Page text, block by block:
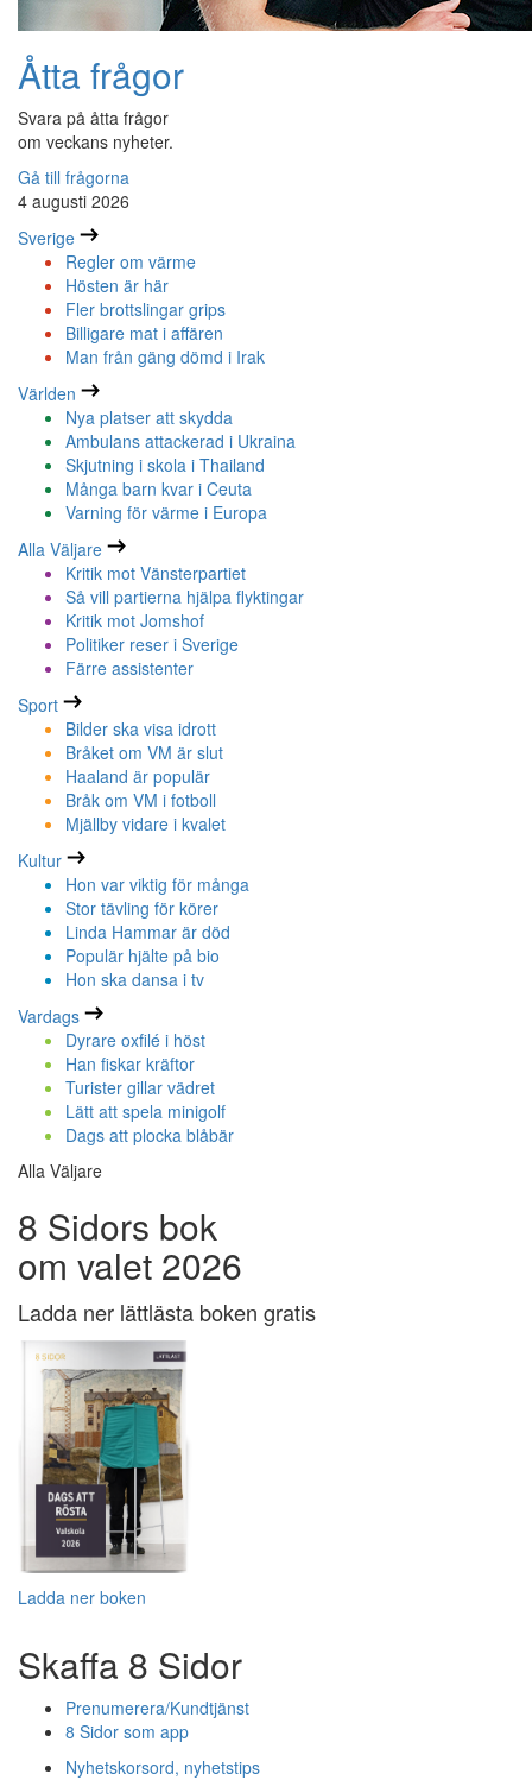
Åtta frågor
Svara på åtta frågor
om veckans nyheter.
Gå till frågorna
4 augusti 2026
Sverige
Regler om värme
Hösten är här
Fler brottslingar grips
Billigare mat i affären
Man från gäng dömd i Irak
Världen
Nya platser att skydda
Ambulans attackerad i Ukraina
Skjutning i skola i Thailand
Många barn kvar i Ceuta
Varning för värme i Europa
Alla Väljare
Kritik mot Vänsterpartiet
Så vill partierna hjälpa flyktingar
Kritik mot Jomshof
Politiker reser i Sverige
Färre assistenter
Sport
Bilder ska visa idrott
Bråket om VM är slut
Haaland är populär
Bråk om VM i fotboll
Mjällby vidare i kvalet
Kultur
Hon var viktig för många
Stor tävling för körer
Linda Hammar är död
Populär hjälte på bio
Hon ska dansa i tv
Vardags
Dyrare oxfilé i höst
Han fiskar kräftor
Turister gillar vädret
Lätt att spela minigolf
Dags att plocka blåbär
Alla Väljare
8 Sidors bok
om valet 2026
Ladda ner lättlästa boken gratis
Ladda ner boken
Skaffa 8 Sidor
Prenumerera/Kundtjänst
8 Sidor som app
Nyhetskorsord, nyhetstips